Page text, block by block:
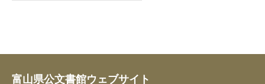
富山県公文書館ウェブサイト